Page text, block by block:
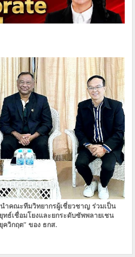
ำคณะทีมวิทยากรผู้เชี่ยวชาญ ร่วมเป็น
ทธ์เชื่อมโยงและยกระดับซัพพลายเชน
วิกฤต” ของ​ ​ธกส.